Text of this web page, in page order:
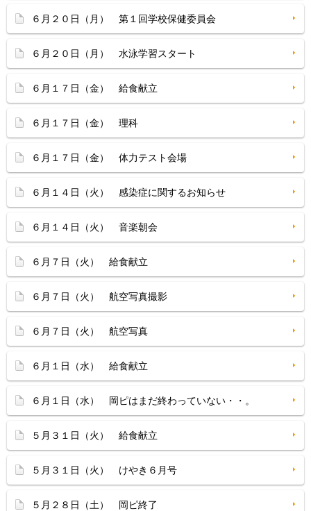
６月２０日（月） 第１回学校保健委員会
６月２０日（月） 水泳学習スタート
６月１７日（金） 給食献立
６月１７日（金） 理科
６月１７日（金） 体力テスト会場
６月１４日（火） 感染症に関するお知らせ
６月１４日（火） 音楽朝会
６月７日（火） 給食献立
６月７日（火） 航空写真撮影
６月７日（火） 航空写真
６月１日（水） 給食献立
６月１日（水） 岡ピはまだ終わっていない・・。
５月３１日（火） 給食献立
５月３１日（火） けやき６月号
５月２８日（土） 岡ピ終了